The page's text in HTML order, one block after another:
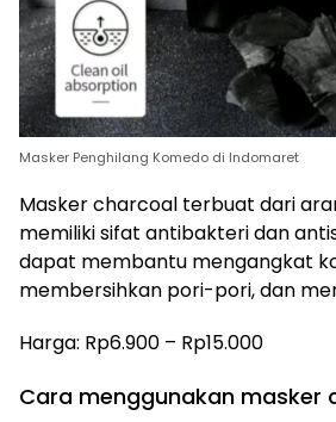
Masker Penghilang Komedo di Indomaret
Masker charcoal terbuat dari
memiliki sifat antibakteri dan
dapat membantu mengangkat
membersihkan pori-pori, dan
Harga: Rp6.900 – Rp15.000
Cara menggunakan masker